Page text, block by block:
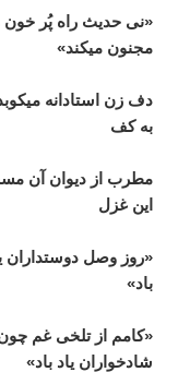
«نی حديث راه
مجنون ميکند»
دف زن استادانه
به کف
مطرب از ديوان
اين غزل
«روز وصل
باد»
«کامم از تلخی
شادخواران ياد باد»